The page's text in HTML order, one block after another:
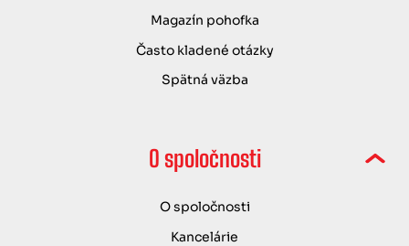
Magazín pohofka
Často kladené otázky
Spätná väzba
O spoločnosti
O spoločnosti
Kancelárie